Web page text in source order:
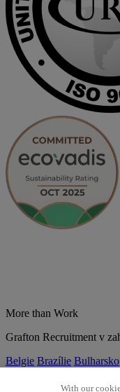
More than Work
Grafton Recruitment v
Belgie Brazílie Bulharsko
Německo
With our